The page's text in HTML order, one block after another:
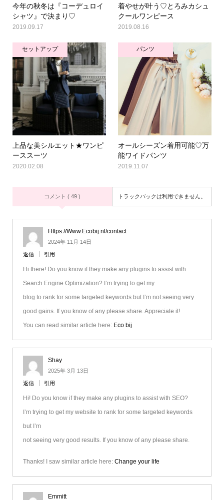
今年の秋冬は『コーデュロイ
シャツ』で決まり♡
2019.09.17
着やせが叶う♡とろみカシュ
クールワンピース
2019.08.16
セットアップ
上品な美シルエット★ワンピ
ーススーツ
2020.02.08
パンツ
オールシーズン着用可能♡万
能ワイドパンツ
2019.11.07
コメント ( 49 ) トラックバックは利用できません。
Https://Www.Ecobij.nl/contact
2024年 11月 14日
返信 引用
Hi there! Do you know if they make any plugins to assist with
Search Engine Optimization? I’m trying to get my
blog to rank for some targeted keywords but I’m not seeing very
good gains. If you know of any please share. Appreciate it!
You can read similar article here: Eco bij
Shay
2025年 3月 13日
返信 引用
Hi! Do you know if they make any plugins to assist with SEO?
I’m trying to get my website to rank for some targeted keywords
but I’m
not seeing very good results. If you know of any please share.
Thanks! I saw similar article here: Change your life
Emmitt